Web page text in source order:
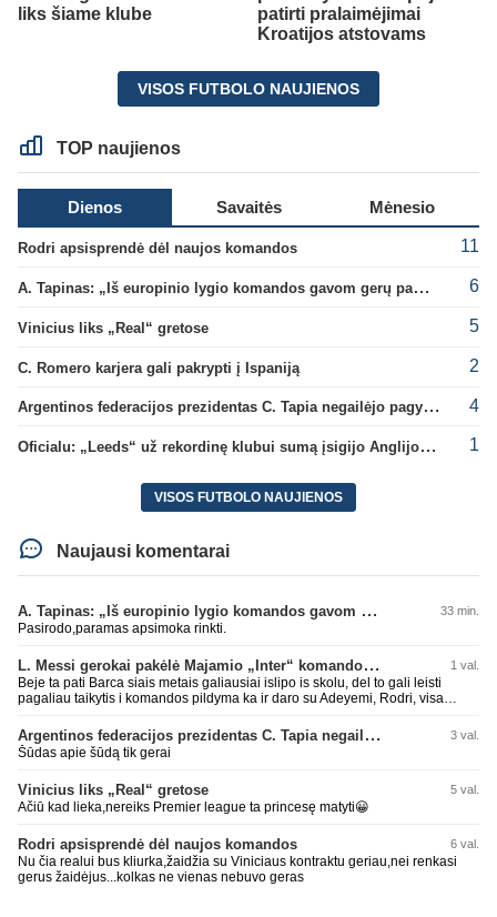
liks šiame klube
patirti pralaimėjimai
Kroatijos atstovams
VISOS FUTBOLO NAUJIENOS
TOP naujienos
Dienos Savaitės Mėnesio
Rodri apsisprendė dėl naujos komandos 11
A. Tapinas: „Iš europinio lygio komandos gavom gerų pamokų“ 6
Vinicius liks „Real“ gretose 5
C. Romero karjera gali pakrypti į Ispaniją 2
Argentinos federacijos prezidentas C. Tapia negailėjo pagyrų G. Infantino 4
Oficialu: „Leeds“ už rekordinę klubui sumą įsigijo Anglijos rinktinės vartininką 1
VISOS FUTBOLO NAUJIENOS
Naujausi komentarai
A. Tapinas: „Iš europinio lygio komandos gavom gerų pamokų“ 33 min.
Pasirodo,paramas apsimoka rinkti.
L. Messi gerokai pakėlė Majamio „Inter“ komandos vertę 1 val.
Beje ta pati Barca siais metais galiausiai islipo is skolu, del to gali leisti
pagaliau taikytis i komandos pildyma ka ir daro su Adeyemi, Rodri, visa
Argentinos federacijos prezidentas C. Tapia negailėjo pagyrų G. Infantino 3 val.
Šūdas apie šūdą tik gerai
Vinicius liks „Real“ gretose 5 val.
Ačiū kad lieka,nereiks Premier league ta princesę matyti😀
Rodri apsisprendė dėl naujos komandos 6 val.
Nu čia realui bus kliurka,žaidžia su Viniciaus kontraktu geriau,nei renkasi
gerus žaidėjus...kolkas ne vienas nebuvo geras